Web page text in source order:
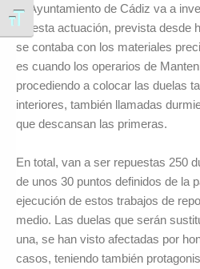
Alternar tamaño de letra
El Ayuntamiento de Cádiz va a
en esta actuación, prevista desde
se contaba con los materiales
es cuando los operarios de
procediendo a colocar las duelas
interiores, también llamadas
que descansan las primeras.
En total, van a ser repuestas 250
de unos 30 puntos definidos de la
ejecución de estos trabajos de
medio. Las duelas que serán
una, se han visto afectadas por
casos, teniendo también